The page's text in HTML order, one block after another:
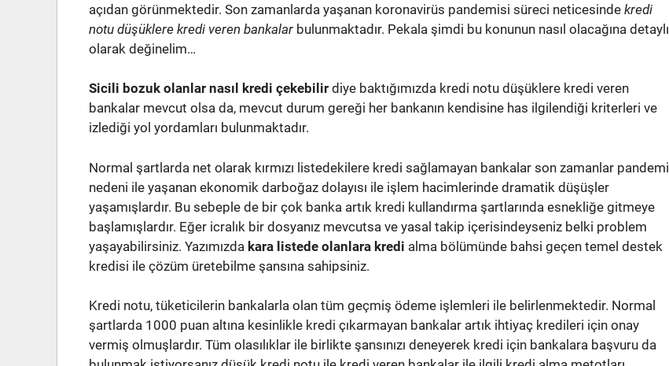
açıdan görünmektedir. Son zamanlarda yaşanan koronavirüs pandemisi süreci neticesinde kredi
notu düşüklere kredi veren bankalar bulunmaktadır. Pekala şimdi bu konunun nasıl olacağına detaylı
olarak değinelim…
Sicili bozuk olanlar nasıl kredi çekebilir diye baktığımızda kredi notu düşüklere kredi veren
bankalar mevcut olsa da, mevcut durum gereği her bankanın kendisine has ilgilendiği kriterleri ve
izlediği yol yordamları bulunmaktadır.
Normal şartlarda net olarak kırmızı listedekilere kredi sağlamayan bankalar son zamanlar pandemi
nedeni ile yaşanan ekonomik darboğaz dolayısı ile işlem hacimlerinde dramatik düşüşler
yaşamışlardır. Bu sebeple de bir çok banka artık kredi kullandırma şartlarında esnekliğe gitmeye
başlamışlardır. Eğer icralık bir dosyanız mevcutsa ve yasal takip içerisindeyseniz belki problem
yaşayabilirsiniz. Yazımızda kara listede olanlara kredi alma bölümünde bahsi geçen temel destek
kredisi ile çözüm üretebilme şansına sahipsiniz.
Kredi notu, tüketicilerin bankalarla olan tüm geçmiş ödeme işlemleri ile belirlenmektedir. Normal
şartlarda 1000 puan altına kesinlikle kredi çıkarmayan bankalar artık ihtiyaç kredileri için onay
vermiş olmuşlardır. Tüm olasılıklar ile birlikte şansınızı deneyerek kredi için bankalara başvuru da